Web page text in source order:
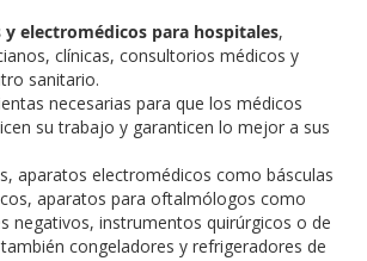
y electromédicos para hospitales,
clínicas, consultorios médicos y
sanitario.
necesarias para que los médicos
su trabajo y garanticen lo mejor a sus
aparatos electromédicos como básculas
aparatos para oftalmólogos como
negativos, instrumentos quirúrgicos o de
congeladores y refrigeradores de